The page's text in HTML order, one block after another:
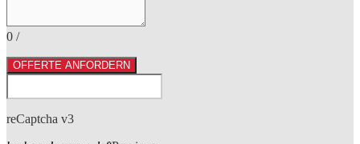
0 /
OFFERTE ANFORDERN
reCaptcha v3